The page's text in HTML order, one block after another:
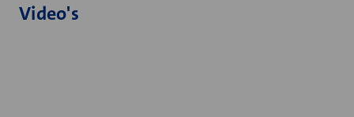
Video's